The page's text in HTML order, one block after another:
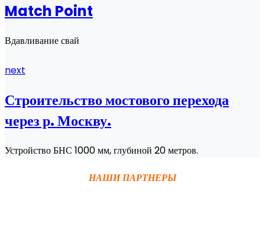
Match Point
Вдавливание свай
next
Строительство мостового перехода
через р. Москву.
Устройство БНС 1000 мм, глубиной 20 метров.
НАШИ ПАРТНЕРЫ